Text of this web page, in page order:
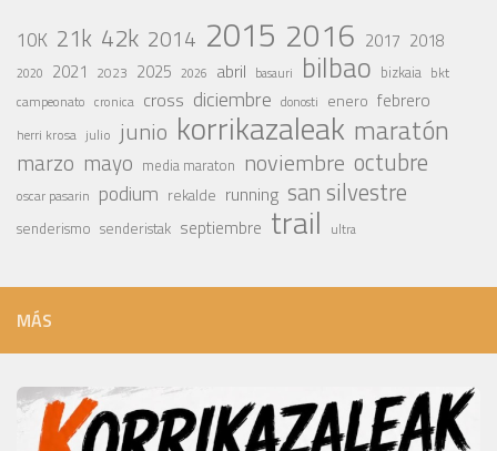
10K 21k 42k 2014 2015 2016 2017 2018
2020 2021 2023 2025 2026 abril basauri bilbao bizkaia bkt
campeonato cronica cross diciembre donosti enero febrero
herri krosa julio junio korrikazaleak maratón
marzo mayo media maraton noviembre octubre
oscar pasarin podium rekalde running san silvestre
senderismo senderistak septiembre trail ultra
MÁS